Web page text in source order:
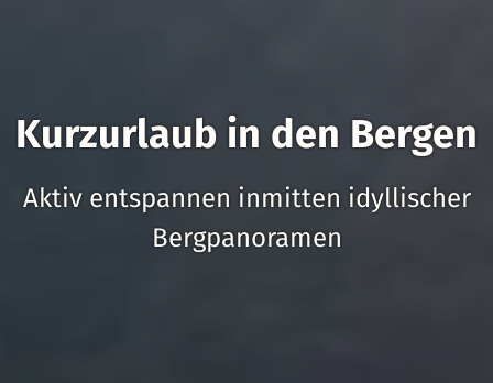
Kurzurlaub in den Bergen
Aktiv entspannen inmitten idyllischer
Bergpanoramen